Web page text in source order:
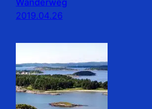
Wanderweg
2019.04.26